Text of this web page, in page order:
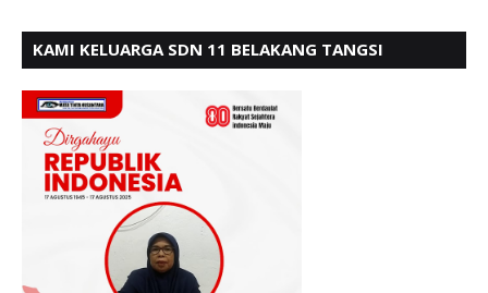
KAMI KELUARGA SDN 11 BELAKANG TANGSI